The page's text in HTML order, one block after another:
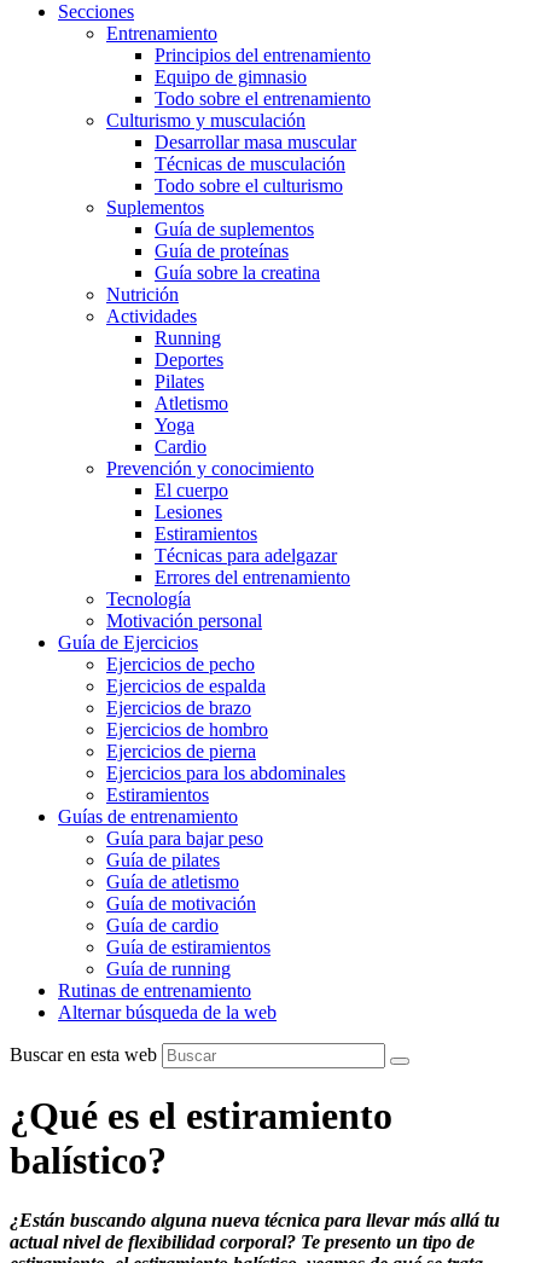
Secciones
Entrenamiento
Principios del entrenamiento
Equipo de gimnasio
Todo sobre el entrenamiento
Culturismo y musculación
Desarrollar masa muscular
Técnicas de musculación
Todo sobre el culturismo
Suplementos
Guía de suplementos
Guía de proteínas
Guía sobre la creatina
Nutrición
Actividades
Running
Deportes
Pilates
Atletismo
Yoga
Cardio
Prevención y conocimiento
El cuerpo
Lesiones
Estiramientos
Técnicas para adelgazar
Errores del entrenamiento
Tecnología
Motivación personal
Guía de Ejercicios
Ejercicios de pecho
Ejercicios de espalda
Ejercicios de brazo
Ejercicios de hombro
Ejercicios de pierna
Ejercicios para los abdominales
Estiramientos
Guías de entrenamiento
Guía para bajar peso
Guía de pilates
Guía de atletismo
Guía de motivación
Guía de cardio
Guía de estiramientos
Guía de running
Rutinas de entrenamiento
Alternar búsqueda de la web
Buscar en esta web
¿Qué es el estiramiento
balístico?
¿Están buscando alguna nueva técnica para llevar más allá tu
actual nivel de flexibilidad corporal? Te presento un tipo de